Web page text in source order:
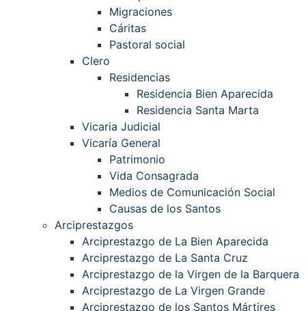
Migraciones
Cáritas
Pastoral social
Clero
Residencias
Residencia Bien Aparecida
Residencia Santa Marta
Vicaria Judicial
Vicaría General
Patrimonio
Vida Consagrada
Medios de Comunicación Social
Causas de los Santos
Arciprestazgos
Arciprestazgo de La Bien Aparecida
Arciprestazgo de La Santa Cruz
Arciprestazgo de la Virgen de la Barquera
Arciprestazgo de La Virgen Grande
Arciprestazgo de los Santos Mártires